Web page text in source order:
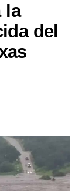
la
del